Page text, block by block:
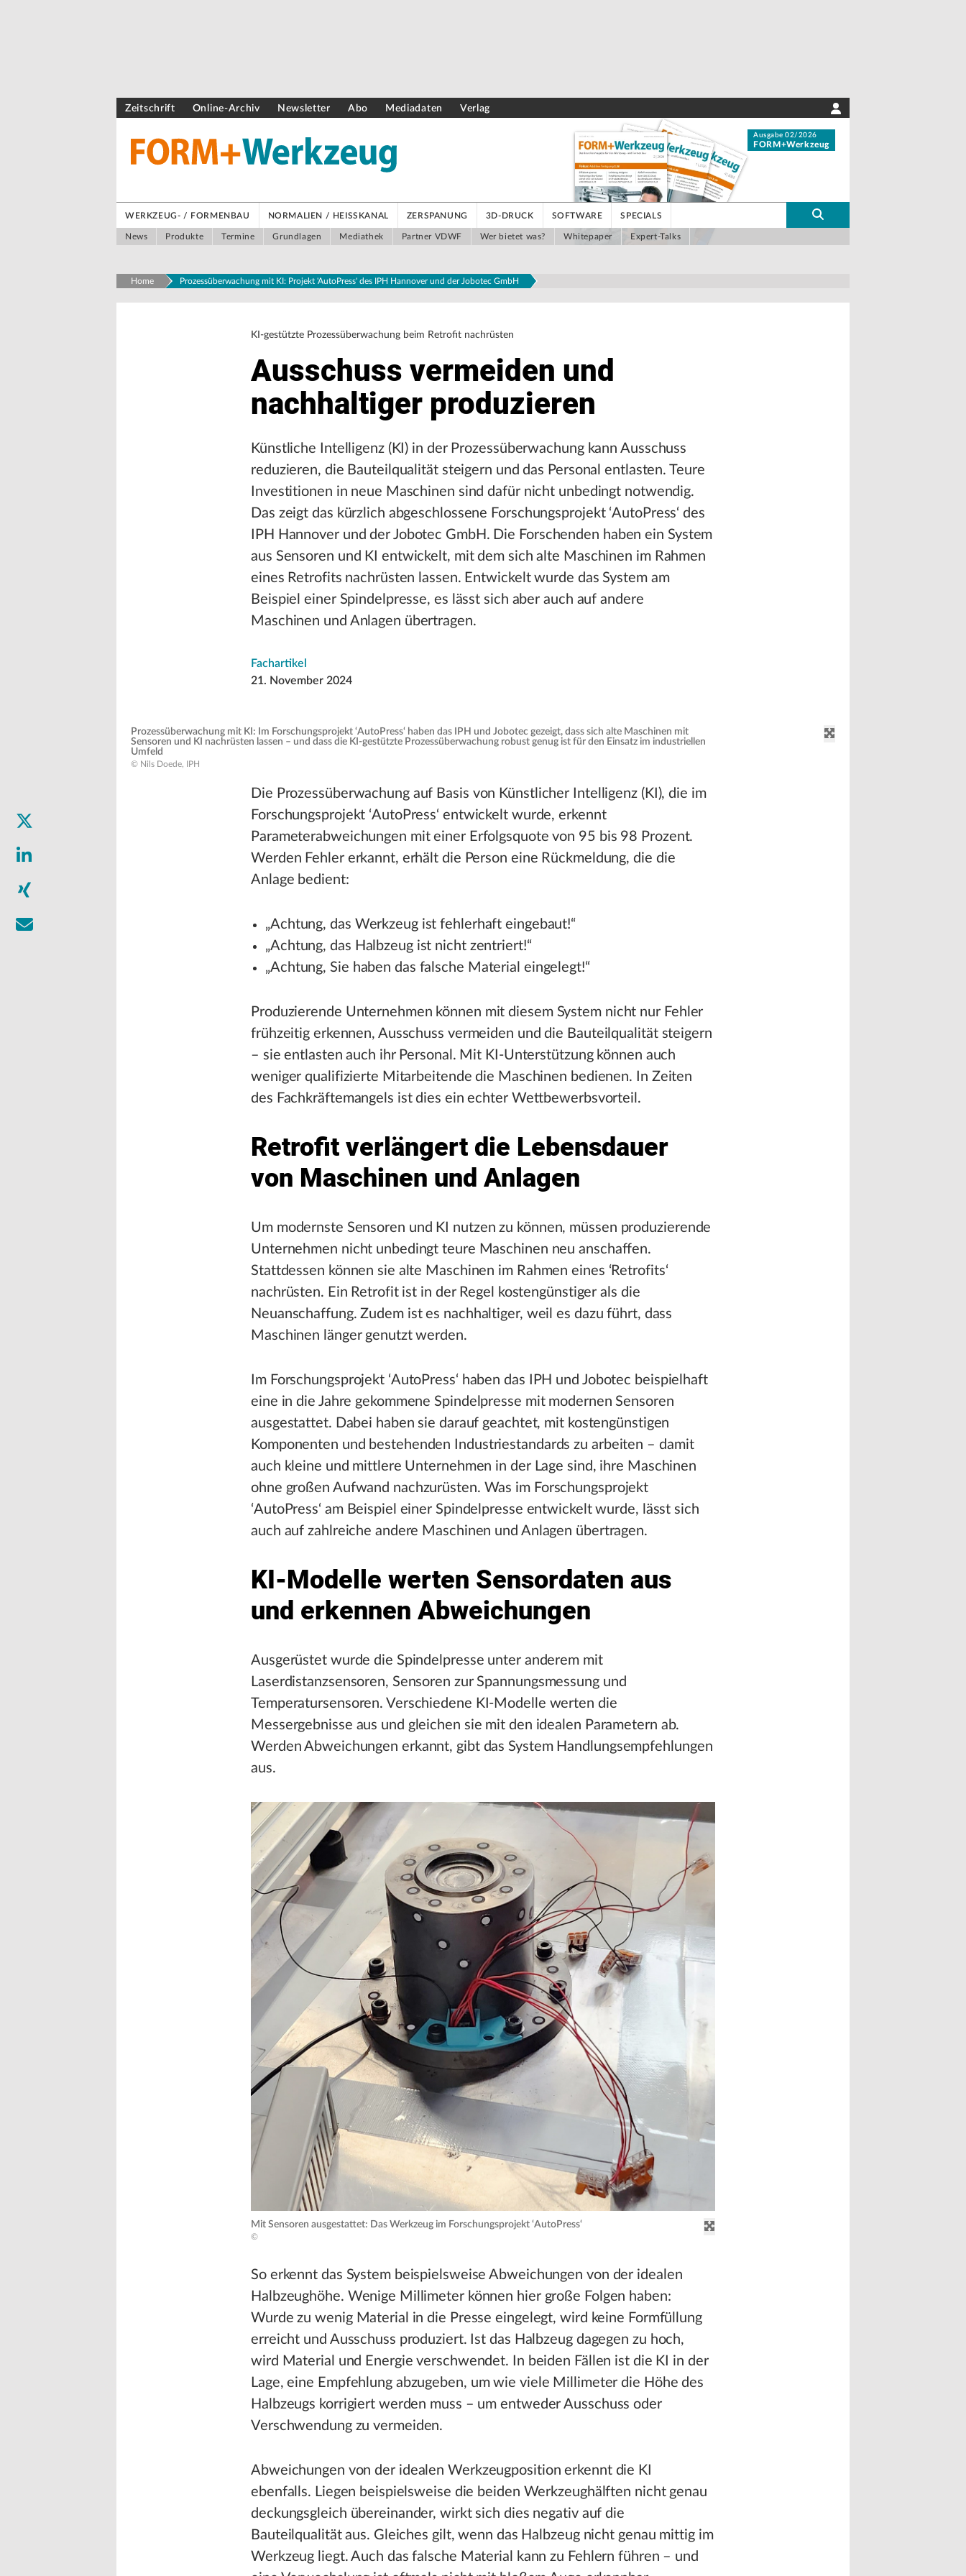
Zeitschrift Online-Archiv Newsletter Abo Mediadaten Verlag
Ausgabe 02/2026
FORM+Werkzeug
WERKZEUG- / FORMENBAU NORMALIEN / HEISSKANAL ZERSPANUNG 3D-DRUCK SOFTWARE SPECIALS
News Produkte Termine Grundlagen Mediathek Partner VDWF Wer bietet was? Whitepaper Expert-Talks
Home Prozessüberwachung mit KI: Projekt 'AutoPress' des IPH Hannover und der Jobotec GmbH
KI-gestützte Prozessüberwachung beim Retrofit nachrüsten
Ausschuss vermeiden und
nachhaltiger produzieren
Künstliche Intelligenz (KI) in der Prozessüberwachung kann Ausschuss
reduzieren, die Bauteilqualität steigern und das Personal entlasten. Teure
Investitionen in neue Maschinen sind dafür nicht unbedingt notwendig.
Das zeigt das kürzlich abgeschlossene Forschungsprojekt ‘AutoPress‘ des
IPH Hannover und der Jobotec GmbH. Die Forschenden haben ein System
aus Sensoren und KI entwickelt, mit dem sich alte Maschinen im Rahmen
eines Retrofits nachrüsten lassen. Entwickelt wurde das System am
Beispiel einer Spindelpresse, es lässt sich aber auch auf andere
Maschinen und Anlagen übertragen.
Fachartikel
21. November 2024
Prozessüberwachung mit KI: Im Forschungsprojekt ‘AutoPress‘ haben das IPH und Jobotec gezeigt, dass sich alte Maschinen mit
Sensoren und KI nachrüsten lassen – und dass die KI-gestützte Prozessüberwachung robust genug ist für den Einsatz im industriellen
Umfeld
© Nils Doede, IPH
Die Prozessüberwachung auf Basis von Künstlicher Intelligenz (KI), die im
Forschungsprojekt ‘AutoPress‘ entwickelt wurde, erkennt
Parameterabweichungen mit einer Erfolgsquote von 95 bis 98 Prozent.
Werden Fehler erkannt, erhält die Person eine Rückmeldung, die die
Anlage bedient:
„Achtung, das Werkzeug ist fehlerhaft eingebaut!“
„Achtung, das Halbzeug ist nicht zentriert!“
„Achtung, Sie haben das falsche Material eingelegt!“
Produzierende Unternehmen können mit diesem System nicht nur Fehler
frühzeitig erkennen, Ausschuss vermeiden und die Bauteilqualität steigern
– sie entlasten auch ihr Personal. Mit KI-Unterstützung können auch
weniger qualifizierte Mitarbeitende die Maschinen bedienen. In Zeiten
des Fachkräftemangels ist dies ein echter Wettbewerbsvorteil.
Retrofit verlängert die Lebensdauer
von Maschinen und Anlagen
Um modernste Sensoren und KI nutzen zu können, müssen produzierende
Unternehmen nicht unbedingt teure Maschinen neu anschaffen.
Stattdessen können sie alte Maschinen im Rahmen eines ‘Retrofits‘
nachrüsten. Ein Retrofit ist in der Regel kostengünstiger als die
Neuanschaffung. Zudem ist es nachhaltiger, weil es dazu führt, dass
Maschinen länger genutzt werden.
Im Forschungsprojekt ‘AutoPress‘ haben das IPH und Jobotec beispielhaft
eine in die Jahre gekommene Spindelpresse mit modernen Sensoren
ausgestattet. Dabei haben sie darauf geachtet, mit kostengünstigen
Komponenten und bestehenden Industriestandards zu arbeiten – damit
auch kleine und mittlere Unternehmen in der Lage sind, ihre Maschinen
ohne großen Aufwand nachzurüsten. Was im Forschungsprojekt
‘AutoPress‘ am Beispiel einer Spindelpresse entwickelt wurde, lässt sich
auch auf zahlreiche andere Maschinen und Anlagen übertragen.
KI-Modelle werten Sensordaten aus
und erkennen Abweichungen
Ausgerüstet wurde die Spindelpresse unter anderem mit
Laserdistanzsensoren, Sensoren zur Spannungsmessung und
Temperatursensoren. Verschiedene KI-Modelle werten die
Messergebnisse aus und gleichen sie mit den idealen Parametern ab.
Werden Abweichungen erkannt, gibt das System Handlungsempfehlungen
aus.
Mit Sensoren ausgestattet: Das Werkzeug im Forschungsprojekt ‘AutoPress‘
©
So erkennt das System beispielsweise Abweichungen von der idealen
Halbzeughöhe. Wenige Millimeter können hier große Folgen haben:
Wurde zu wenig Material in die Presse eingelegt, wird keine Formfüllung
erreicht und Ausschuss produziert. Ist das Halbzeug dagegen zu hoch,
wird Material und Energie verschwendet. In beiden Fällen ist die KI in der
Lage, eine Empfehlung abzugeben, um wie viele Millimeter die Höhe des
Halbzeugs korrigiert werden muss – um entweder Ausschuss oder
Verschwendung zu vermeiden.
Abweichungen von der idealen Werkzeugposition erkennt die KI
ebenfalls. Liegen beispielsweise die beiden Werkzeughälften nicht genau
deckungsgleich übereinander, wirkt sich dies negativ auf die
Bauteilqualität aus. Gleiches gilt, wenn das Halbzeug nicht genau mittig im
Werkzeug liegt. Auch das falsche Material kann zu Fehlern führen – und